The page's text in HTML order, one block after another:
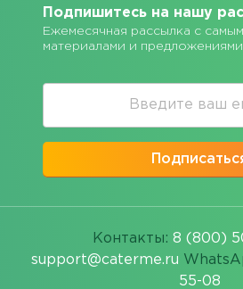
Подпишитесь на нашу
Ежемесячная рассылка с
материалами и предложениями
Контакты: 8 (800)
support@caterme.ru
55-08